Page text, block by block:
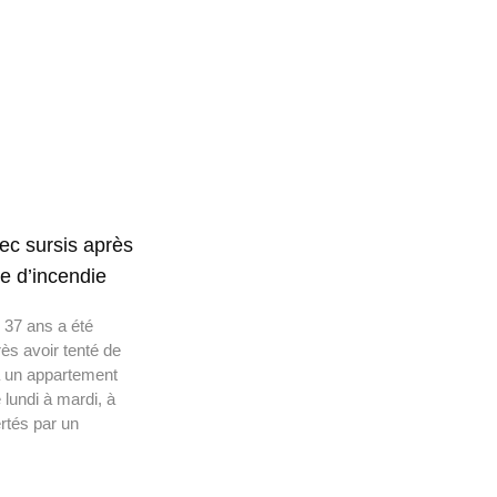
sursis après
d’incendie
ans a été
avoir tenté de
appartement
à mardi, à
par un